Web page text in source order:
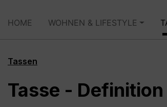
HOME WOHNEN & LIFESTYLE
Tassen
Tasse -